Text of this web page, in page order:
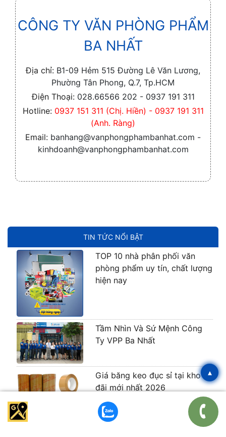
TIN TỨC NỔI BẬT
TOP 10 nhà phân phối văn
phòng phẩm uy tín, chất lượng
hiện nay
Tầm Nhìn Và Sứ Mệnh Công
Ty VPP Ba Nhất
Giá băng keo đục sỉ tại kho ưu
đãi mới nhất 2026
CÔNG TY VĂN PHÒNG PHẨM
BA NHẤT
Địa chỉ: B1-09 Hẻm 515 Đường Lê Văn Lương,
Phường Tân Phong, Q.7, Tp.HCM
Điện Thoại: 028.66566 202 - 0937 191 311
Hotline: 0937 151 311 (Chị. Hiền) - 0937 191 311
(Anh. Ràng)
Email: banhang@vanphongphambanhat.com -
kinhdoanh@vanphongphambanhat.com
▴